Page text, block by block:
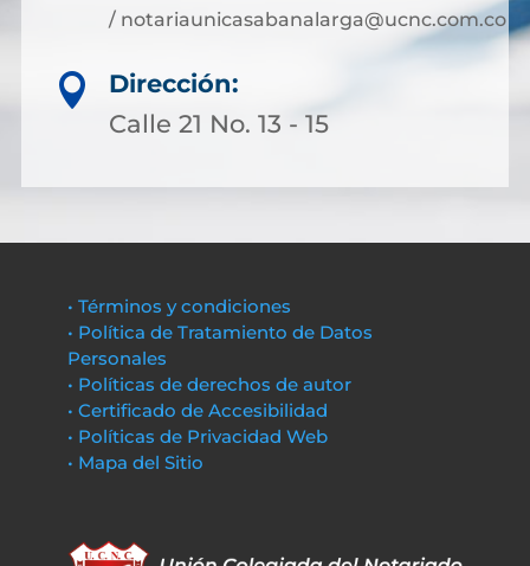
/ notariaunicasabanalarga@ucnc.com.co

Dirección:
Calle 21 No. 13 - 15
• Términos y condiciones
• Política de Tratamiento de Datos
Personales
• Políticas de derechos de autor
• Certificado de Accesibilidad
• Políticas de Privacidad Web
• Mapa del Sitio